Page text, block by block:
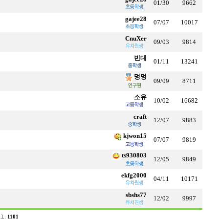
01/30 9662
gajee28 07/07 10017
CnuXer 09/03 9814
빈대 01/11 13241
멍멍
09/09 8711
소유 10/02 16682
craft 12/07 9883
kjwon15
07/07 9819
ts930803
12/05 9849
ekfg2000 04/11 10171
sbshs77 12/02 9997
1101